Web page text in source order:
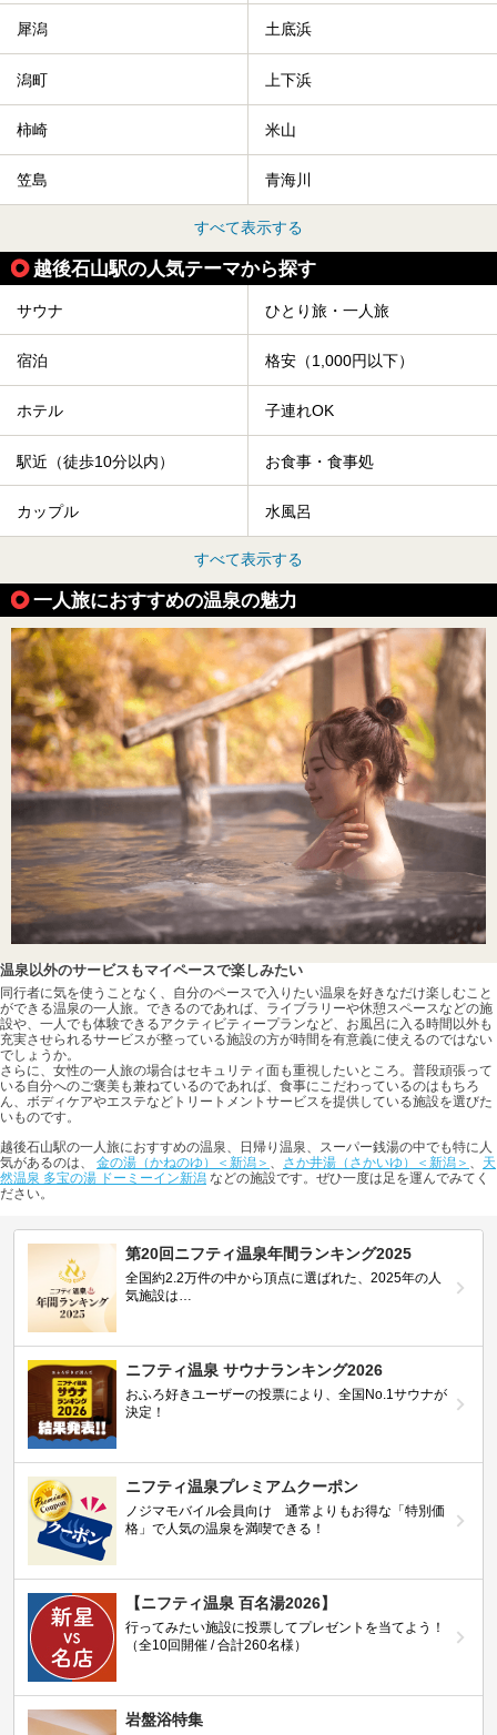
犀潟 土底浜
潟町 上下浜
柿崎 米山
笠島 青海川
すべて表示する
越後石山駅の人気テーマから探す
サウナ ひとり旅・一人旅
宿泊 格安（1,000円以下）
ホテル 子連れOK
駅近（徒歩10分以内） お食事・食事処
カップル 水風呂
すべて表示する
一人旅におすすめの温泉の魅力
温泉以外のサービスもマイペースで楽しみたい
同行者に気を使うことなく、自分のペースで入りたい温泉を好きなだけ楽しむこと
ができる温泉の一人旅。できるのであれば、ライブラリーや休憩スペースなどの施
設や、一人でも体験できるアクティビティープランなど、お風呂に入る時間以外も
充実させられるサービスが整っている施設の方が時間を有意義に使えるのではない
でしょうか。
さらに、女性の一人旅の場合はセキュリティ面も重視したいところ。普段頑張って
いる自分へのご褒美も兼ねているのであれば、食事にこだわっているのはもちろ
ん、ボディケアやエステなどトリートメントサービスを提供している施設を選びた
いものです。
越後石山駅の一人旅におすすめの温泉、日帰り温泉、スーパー銭湯の中でも特に人
気があるのは、 金の湯（かねのゆ）＜新潟＞ 、 さか井湯（さかいゆ）＜新潟＞ 、 天
然温泉 多宝の湯 ドーミーイン新潟 などの施設です。ぜひ一度は足を運んでみてく
ださい。
第20回ニフティ温泉年間ランキング2025
全国約2.2万件の中から頂点に選ばれた、2025年の人
気施設は…
ニフティ温泉 サウナランキング2026
おふろ好きユーザーの投票により、全国No.1サウナが
決定！
ニフティ温泉プレミアムクーポン
ノジマモバイル会員向け 通常よりもお得な「特別価
格」で人気の温泉を満喫できる！
【ニフティ温泉 百名湯2026】
行ってみたい施設に投票してプレゼントを当てよう！
（全10回開催 / 合計260名様）
岩盤浴特集